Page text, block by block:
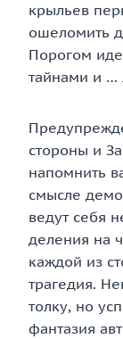
крыльев
ошеломить
Порогом
тайнами и …
стороны и
напомнить
смысле
ведут себя
деления на
каждой из
трагедия.
толку, но
фантазия